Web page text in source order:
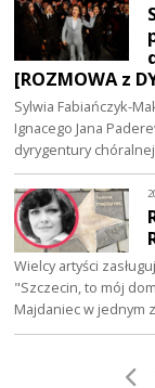
[ROZMOWA z
Sylwia Fabiańczyk-
Ignacego Jana
dyrygentury
Wielcy artyści
"Szczecin, to mój
Majdaniec w jednym